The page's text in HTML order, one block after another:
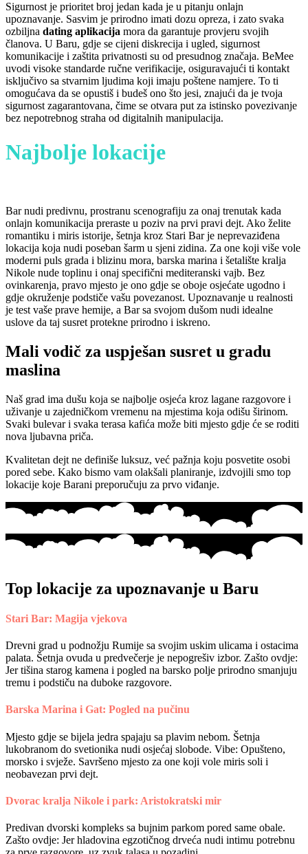
Sigurnost je prioritet broj jedan kada je u pitanju onlajn
upoznavanje. Sasvim je prirodno imati dozu opreza, i zato svaka
ozbiljna dating aplikacija mora da garantuje provjeru svojih
članova. U Baru, gdje se cijeni diskrecija i ugled, sigurnost
komunikacije i zaštita privatnosti su od presudnog značaja. BeMee
uvodi visoke standarde ručne verifikacije, osiguravajući ti kontakt
isključivo sa stvarnim ljudima koji imaju poštene namjere. To ti
omogućava da se opustiš i budeš ono što jesi, znajući da je tvoja
sigurnost zagarantovana, čime se otvara put za istinsko povezivanje
bez nepotrebnog straha od digitalnih manipulacija.
Najbolje lokacije
Bar nudi predivnu, prostranu scenografiju za onaj trenutak kada
onlajn komunikacija preraste u poziv na prvi pravi dejt. Ako želite
romantiku i miris istorije, šetnja kroz Stari Bar je neprevaziđena
lokacija koja nudi poseban šarm u sjeni zidina. Za one koji više vole
moderni puls grada i blizinu mora, barska marina i šetalište kralja
Nikole nude toplinu i onaj specifični mediteranski vajb. Bez
ovinkarenja, pravo mjesto je ono gdje se oboje osjećate ugodno i
gdje okruženje podstiče vašu povezanost. Upoznavanje u realnosti
je test vaše prave hemije, a Bar sa svojom dušom nudi idealne
uslove da taj susret protekne prirodno i iskreno.
Mali vodič za uspješan susret u gradu
maslina
Naš grad ima dušu koja se najbolje osjeća kroz lagane razgovore i
uživanje u zajedničkom vremenu na mjestima koja odišu širinom.
Svaki bulevar i svaka terasa kafića može biti mjesto gdje će se roditi
nova ljubavna priča.
Kvalitetan dejt ne definiše luksuz, već pažnja koju posvetite osobi
pored sebe. Kako bismo vam olakšali planiranje, izdvojili smo top
lokacije koje Barani preporučuju za prvo viđanje.
Top lokacije za upoznavanje u Baru
Stari Bar: Magija vjekova
Drevni grad u podnožju Rumije sa svojim uskim ulicama i ostacima
palata. Šetnja ovuda u predvečerje je nepogrešiv izbor. Zašto ovdje:
Jer tišina starog kamena i pogled na barsko polje prirodno smanjuju
tremu i podstiču na duboke razgovore.
Barska Marina i Gat: Pogled na pučinu
Mjesto gdje se bijela jedra spajaju sa plavim nebom. Šetnja
lukobranom do svetionika nudi osjećaj slobode. Vibe: Opušteno,
morsko i svježe. Savršeno mjesto za one koji vole miris soli i
neobavezan prvi dejt.
Dvorac kralja Nikole i park: Aristokratski mir
Predivan dvorski kompleks sa bujnim parkom pored same obale.
Zašto ovdje: Jer hladovina egzotičnog drveća nudi intimu potrebnu